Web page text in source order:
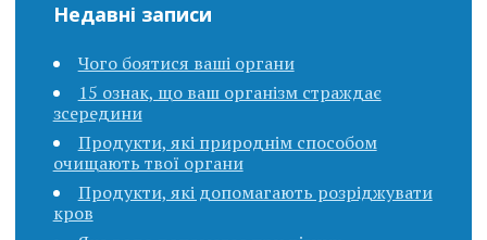
Недавні записи
Чого боятися ваші органи
15 ознак, що ваш організм страждає
зсередини
Продукти, які природнім способом
очищають твої органи
Продукти, які допомагають розріджувати
кров